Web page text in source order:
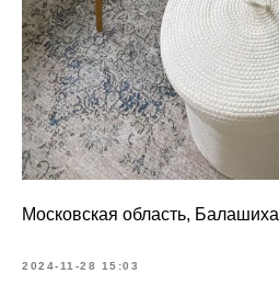
Московская область, Балашиха
2024-11-28 15:03